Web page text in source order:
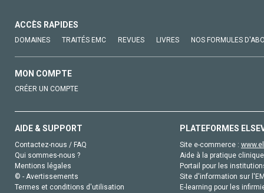
ACCÈS RAPIDES
DOMAINES TRAITÉS EMC REVUES LIVRES NOS FORMULES
MON COMPTE
CRÉER UN COMPTE
AIDE & SUPPORT
Contactez-nous / FAQ
Qui sommes-nous ?
Mentions légales
© - Avertissements
Termes et conditions d'utilisation
PLATEFORMES
Site e-commerce :
Aide à la pratique
Portail pour les
Site d'information sur
E-learning pour les